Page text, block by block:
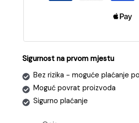
Sigurnost na prvom mjestu
Bez rizika - moguće plaćanje
Moguć povrat proizvoda
Sigurno plaćanje